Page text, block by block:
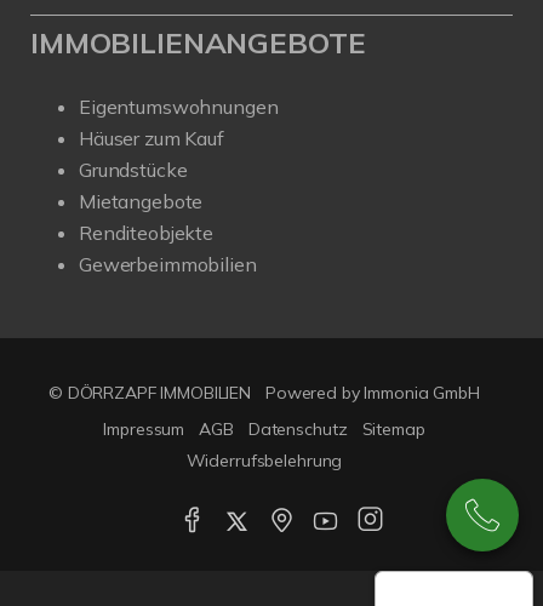
IMMOBILIENANGEBOTE
Eigentumswohnungen
Häuser zum Kauf
Grundstücke
Mietangebote
Renditeobjekte
Gewerbeimmobilien
© DÖRRZAPF IMMOBILIEN Powered by Immonia GmbH
Impressum
AGB Datenschutz
Sitemap
Widerrufsbelehrung